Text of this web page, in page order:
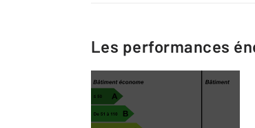
Les performances